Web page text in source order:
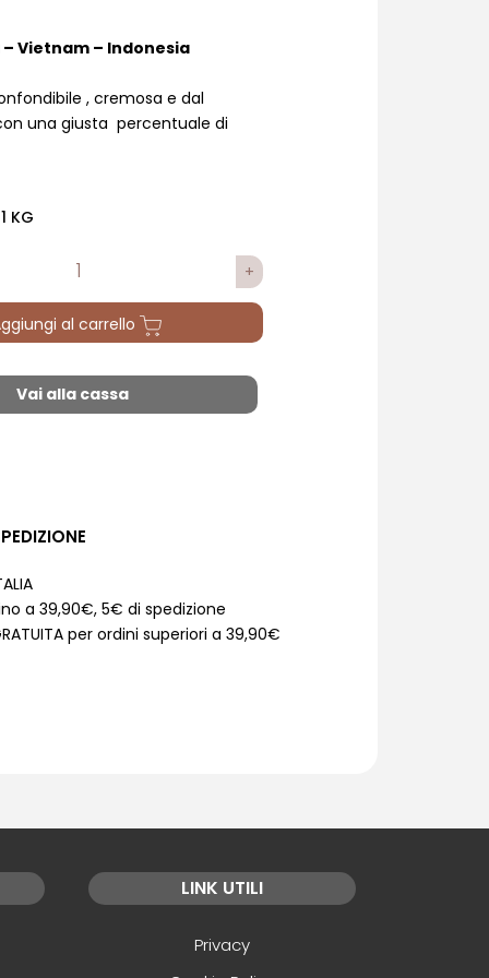
– Vietnam – Indonesia
, cremosa e dal
una giusta percentuale di
1 KG
al carrello
Vai alla cassa
a 39,90€, 5€ di spedizione
per ordini superiori a 39,90€
LINK UTILI
Privacy